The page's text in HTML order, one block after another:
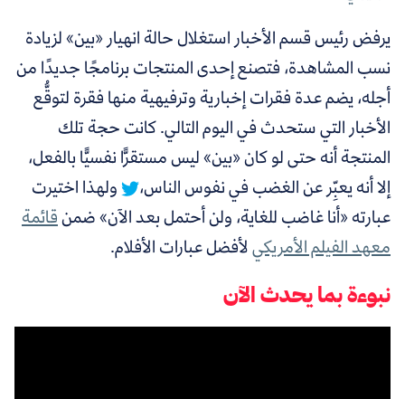
يرفض رئيس قسم الأخبار استغلال حالة انهيار «بين» لزيادة
نسب المشاهدة، فتصنع إحدى المنتجات برنامجًا جديدًا من
أجله، يضم عدة فقرات إخبارية وترفيهية منها فقرة لتوقُّع
الأخبار التي ستحدث في اليوم التالي. كانت حجة تلك
المنتجة أنهحتى لو كان «بين» ليس مستقرًّا نفسيًّا بالفعل،
إلا أنه يعبِّر عن الغضب في نفوس الناس،
ولهذا اختيرت
عبارته «أنا غاضب للغاية، ولن أحتمل بعد الآن» ضمنقائمة
معهد الفيلم الأمريكيلأفضل عبارات الأفلام.
نبوءة بما يحدث الآن